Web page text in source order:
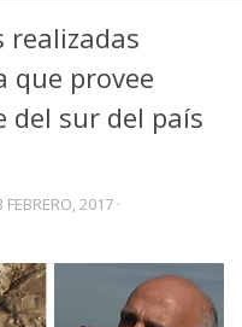
realizadas
que provee
sur del país
FEBRERO, 2017 ·